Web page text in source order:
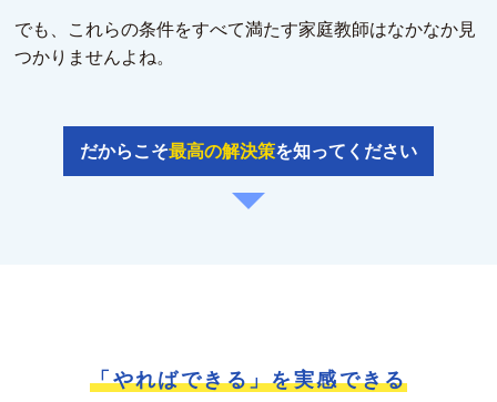
でも、これらの条件をすべて満たす家庭教師はなかなか見
つかりませんよね。
だからこそ最高の解決策を知ってください
「やればできる」を実感できる